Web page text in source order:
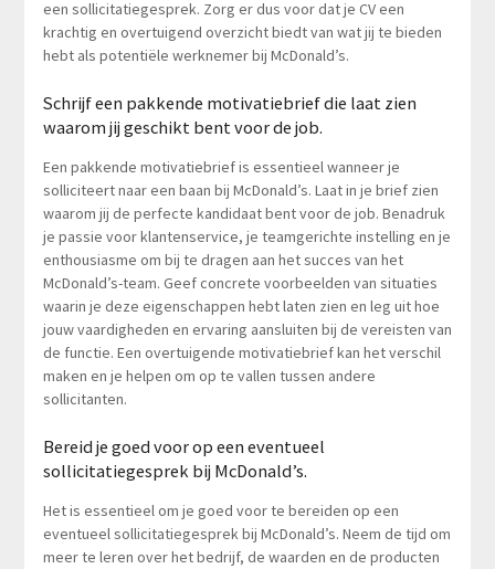
een sollicitatiegesprek. Zorg er dus voor dat je CV een
krachtig en overtuigend overzicht biedt van wat jij te bieden
hebt als potentiële werknemer bij McDonald’s.
Schrijf een pakkende motivatiebrief die laat zien
waarom jij geschikt bent voor de job.
Een pakkende motivatiebrief is essentieel wanneer je
solliciteert naar een baan bij McDonald’s. Laat in je brief zien
waarom jij de perfecte kandidaat bent voor de job. Benadruk
je passie voor klantenservice, je teamgerichte instelling en je
enthousiasme om bij te dragen aan het succes van het
McDonald’s-team. Geef concrete voorbeelden van situaties
waarin je deze eigenschappen hebt laten zien en leg uit hoe
jouw vaardigheden en ervaring aansluiten bij de vereisten van
de functie. Een overtuigende motivatiebrief kan het verschil
maken en je helpen om op te vallen tussen andere
sollicitanten.
Bereid je goed voor op een eventueel
sollicitatiegesprek bij McDonald’s.
Het is essentieel om je goed voor te bereiden op een
eventueel sollicitatiegesprek bij McDonald’s. Neem de tijd om
meer te leren over het bedrijf, de waarden en de producten